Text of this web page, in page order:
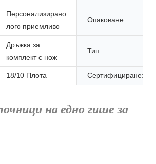
Персонализирано
лого приемливо
Опаковане:
Дръжка за
комплект с нож
Тип:
18/10 Плота Сертифициране:
на едно гише за